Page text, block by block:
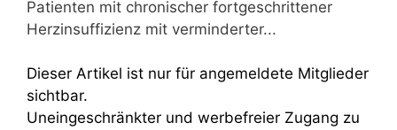
Patienten mit chronischer fortgeschrittener
Herzinsuffizienz mit verminderter...
Dieser Artikel ist nur für angemeldete Mitglieder
sichtbar.
Uneingeschränkter und werbefreier Zugang zu